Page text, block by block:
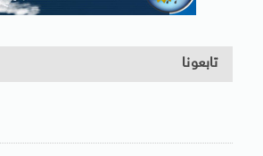
تابعونا